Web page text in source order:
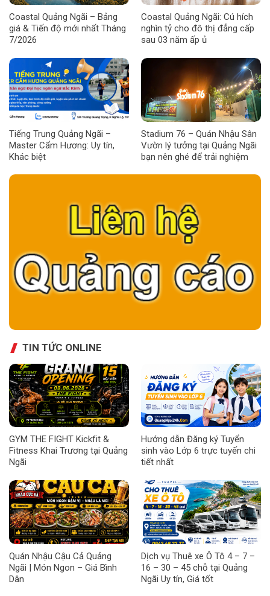
Coastal Quảng Ngãi – Bảng
giá & Tiến độ mới nhất Tháng
7/2026
Coastal Quảng Ngãi: Cú hích
nghìn tỷ cho đô thị đẳng cấp
sau 03 năm ấp ủ
Tiếng Trung Quảng Ngãi –
Master Cẩm Hương: Uy tín,
Khác biệt
Stadium 76 – Quán Nhậu Sân
Vườn lý tưởng tại Quảng Ngãi
bạn nên ghé để trải nghiệm
TIN TỨC ONLINE
GYM THE FIGHT Kickfit &
Fitness Khai Trương tại Quảng
Ngãi
Hướng dẫn Đăng ký Tuyển
sinh vào Lớp 6 trực tuyến chi
tiết nhất
Quán Nhậu Cậu Cả Quảng
Ngãi | Món Ngon – Giá Bình
Dân
Dịch vụ Thuê xe Ô Tô 4 – 7 –
16 – 30 – 45 chỗ tại Quảng
Ngãi Uy tín, Giá tốt